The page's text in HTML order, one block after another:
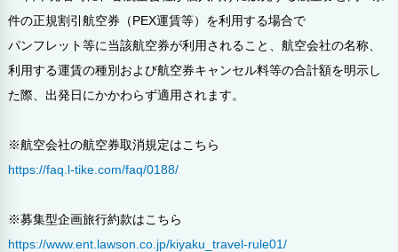
件の正規割引航空券（PEX運賃等）を利用する場合で
パンフレット等に当該航空券が利用されること、航空会社の名称、
利用する運賃の種別および航空券キャンセル料等の合計額を明示し
た際、出発日にかかわらず適用されます。
※航空会社の航空券取消規定はこちら
https://faq.l-tike.com/faq/0188/
※募集型企画旅行約款はこちら
https://www.ent.lawson.co.jp/kiyaku_travel-rule01/